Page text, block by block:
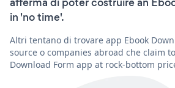
in 'no time'.
Altri tentano di trovare app Ebook
source o companies abroad che claim
Download Form app at rock-bottom